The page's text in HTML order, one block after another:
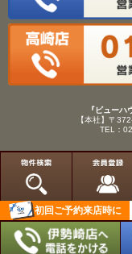
『ビューハ
【本社】〒
TEL：
初回ご予約来店時に